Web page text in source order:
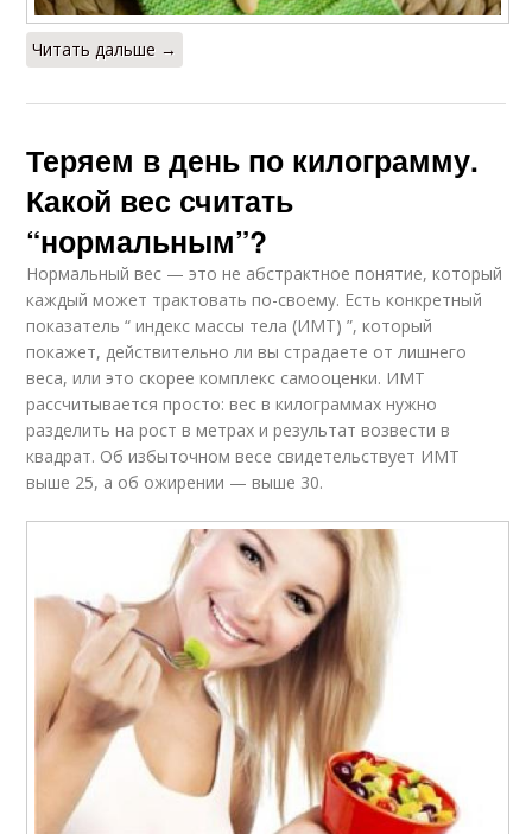
Читать дальше →
Теряем в день по килограмму.
Какой вес считать
“нормальным”?
Нормальный вес — это не абстрактное понятие, который
каждый может трактовать по-своему. Есть конкретный
показатель “ индекс массы тела (ИМТ) ”, который
покажет, действительно ли вы страдаете от лишнего
веса, или это скорее комплекс самооценки. ИМТ
рассчитывается просто: вес в килограммах нужно
разделить на рост в метрах и результат возвести в
квадрат. Об избыточном весе свидетельствует ИМТ
выше 25, а об ожирении — выше 30.